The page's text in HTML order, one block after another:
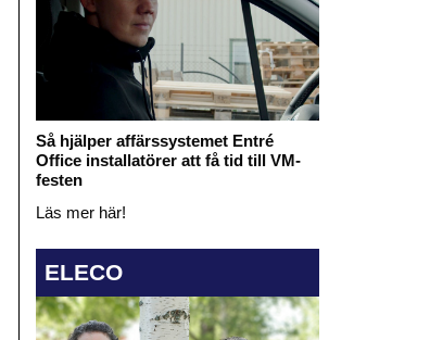
Så hjälper affärssystemet Entré
Office installatörer att få tid till VM-
festen
Läs mer här!
ELECO